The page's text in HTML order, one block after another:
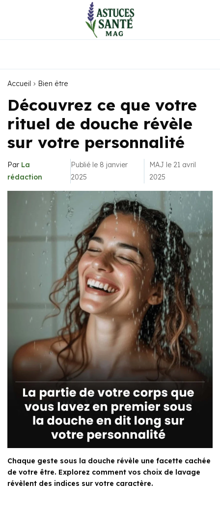
Accueil Bien être
Découvrez ce que votre
rituel de douche révèle
sur votre personnalité
Par La
rédaction
Publié le 8 janvier
2025
MAJ le 21 avril
2025
Chaque geste sous la douche révèle une facette cachée
de votre être. Explorez comment vos choix de lavage
révèlent des indices sur votre caractère.